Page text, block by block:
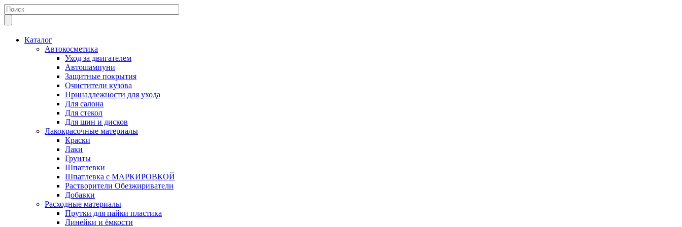
Каталог
Автокосметика
Уход за двигателем
Автошампуни
Защитные покрытия
Очистители кузова
Принадлежности для ухода
Для салона
Для стекол
Для шин и дисков
Лакокрасочные материалы
Краски
Лаки
Грунты
Шпатлевки
Шпатлевка с МАРКИРОВКОЙ
Растворители Обезжириватели
Добавки
Расходные материалы
Прутки для пайки пластика
Линейки и ёмкости